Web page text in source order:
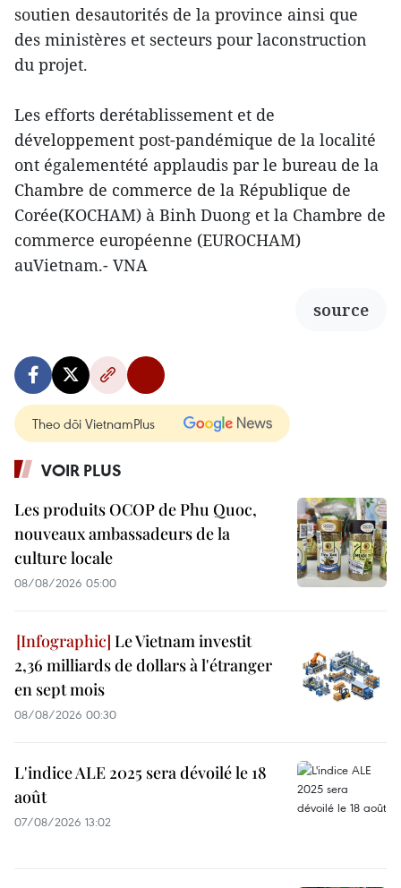
soutien desautorités de la province ainsi que
des ministères et secteurs pour laconstruction
du projet.
Les efforts derétablissement et de
développement post-pandémique de la localité
ont égalementété applaudis par le bureau de la
Chambre de commerce de la République de
Corée(KOCHAM) à Binh Duong et la Chambre de
commerce européenne (EUROCHAM)
auVietnam.- VNA
source
Theo dõi VietnamPlus
VOIR PLUS
Les produits OCOP de Phu Quoc,
nouveaux ambassadeurs de la
culture locale
08/08/2026 05:00
Le Vietnam investit
2,36 milliards de dollars à l'étranger
en sept mois
08/08/2026 00:30
L'indice ALE 2025 sera dévoilé le 18
août
07/08/2026 13:02